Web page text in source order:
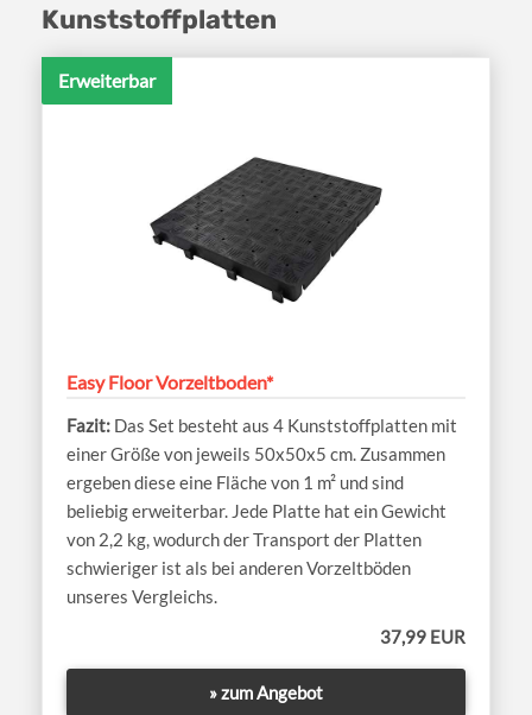
Kunststoffplatten
Erweiterbar
Easy Floor Vorzeltboden*
Das Set besteht aus 4 Kunststoffplatten mit
einer Größe von jeweils 50x50x5 cm. Zusammen
ergeben diese eine Fläche von 1 m² und sind
beliebig erweiterbar. Jede Platte hat ein Gewicht
von 2,2 kg, wodurch der Transport der Platten
schwieriger ist als bei anderen Vorzeltböden
unseres Vergleichs.
37,99 EUR
» zum Angebot